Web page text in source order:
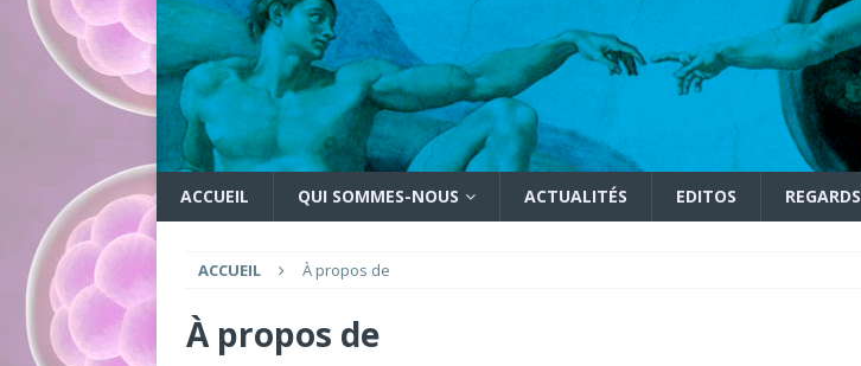
ACCUEIL QUI SOMMES-NOUS ACTUALITÉS EDITOS REGARDS
ACCUEIL À propos de
À propos de